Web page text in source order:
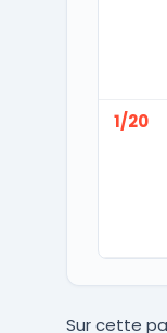
1/20
Sur cette